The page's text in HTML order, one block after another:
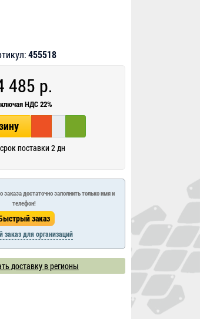
455518
485 р.
НДС 22%
поставки 2 дн
достаточно заполнить только имя и
телефон!
заказ для организаций
доставку в регионы